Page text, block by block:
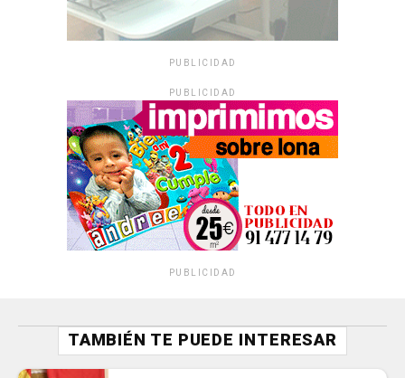
PUBLICIDAD
PUBLICIDAD
PUBLICIDAD
TAMBIÉN TE PUEDE INTERESAR